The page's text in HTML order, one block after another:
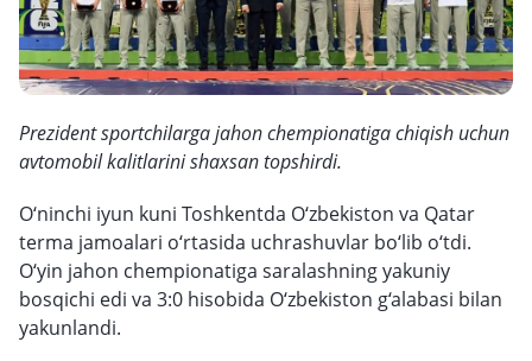
Prezident sportchilarga jahon chempionatiga chiqish uchun
avtomobil kalitlarini shaxsan topshirdi.
O‘ninchi iyun kuni Toshkentda O‘zbekiston va Qatar
terma jamoalari o‘rtasida uchrashuvlar bo‘lib o‘tdi.
O‘yin jahon chempionatiga saralashning yakuniy
bosqichi edi va 3:0 hisobida O‘zbekiston g‘alabasi bilan
yakunlandi.